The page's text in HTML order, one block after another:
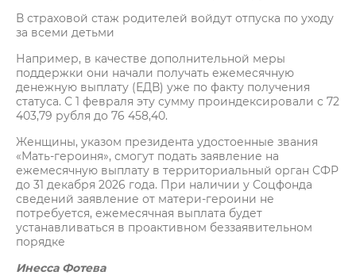
В страховой стаж родителей войдут отпуска по уходу
за всеми детьми
Например, в качестве дополнительной меры
поддержки они начали получать ежемесячную
денежную выплату (ЕДВ) уже по факту получения
статуса. С 1 февраля эту сумму проиндексировали с 72
403,79 рубля до 76 458,40.
Женщины, указом президента удостоенные звания
«Мать-героиня», смогут подать заявление на
ежемесячную выплату в территориальный орган СФР
до 31 декабря 2026 года. При наличии у Соцфонда
сведений заявление от матери-героини не
потребуется, ежемесячная выплата будет
устанавливаться в проактивном беззаявительном
порядке
Инесса Фотева